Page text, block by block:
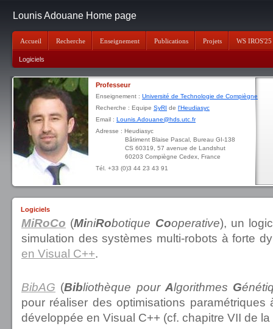
Accueil Recherche Enseignement Publications Projets WS IROS'25
Logiciels
Lounis Adouane Home page
Professeur
Enseignement : Université de Technologie de Compiègne
Recherche : Equipe SyRI de l'Heudiasyc
Email : Lounis.Adouane@hds.utc.fr
Adresse : Heudiasyc
Bâtiment Blaise Pascal, Bureau GI-138
CS 60319, 57 avenue de Landshut
60203 Compiègne Cedex, France
Tél. +33 (0)3 44 23 43 91
Logiciels
MiRoCo (MiniRobotique Cooperative), un
simulation des systèmes multi-robots à forte
en Visual C++.
BibAG (Bibliothèque pour Algorithmes G
pour réaliser des optimisations
développée en Visual C++ (cf. chapitre VII de la